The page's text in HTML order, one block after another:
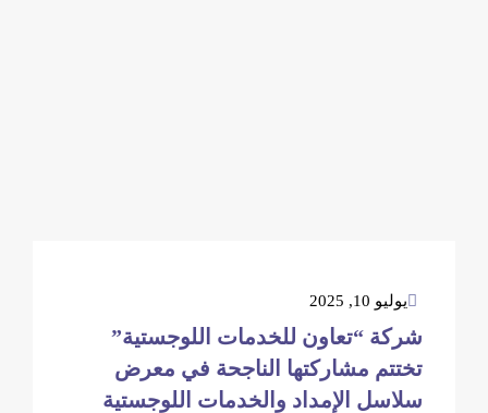
يوليو 10, 2025
شركة “تعاون للخدمات اللوجستية”
تختتم مشاركتها الناجحة في معرض
سلاسل الإمداد والخدمات اللوجستية